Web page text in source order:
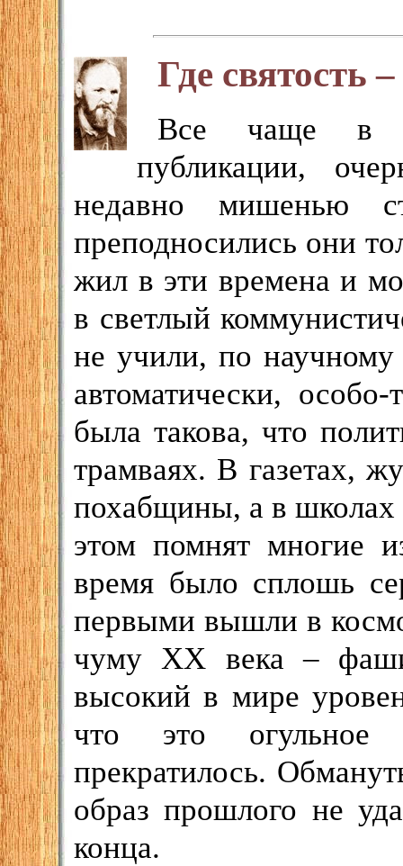
Где святость
Все чаще в
публикации,
недавно мишенью
преподносились они
жил в эти времена и
в светлый
не учили, по
автоматически,
была такова, что
трамваях. В газетах,
похабщины, а в
этом помнят многие
время было сплошь
первыми вышли в
чуму ХХ века –
высокий в мире
что это огульное
прекратилось.
образ прошлого не
конца.